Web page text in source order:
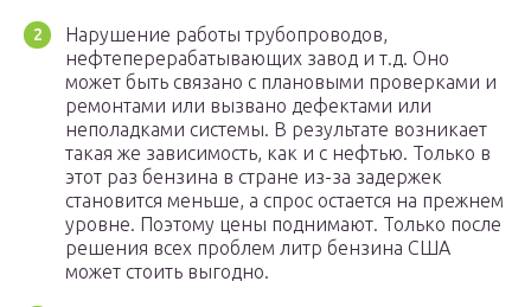
Нарушение работы трубопроводов,
нефтеперерабатывающих завод и т.д. Оно
может быть связано с плановыми проверками и
ремонтами или вызвано дефектами или
неполадками системы. В результате возникает
такая же зависимость, как и с нефтью. Только в
этот раз бензина в стране из-за задержек
становится меньше, а спрос остается на прежнем
уровне. Поэтому цены поднимают. Только после
решения всех проблем литр бензина США
может стоить выгодно.